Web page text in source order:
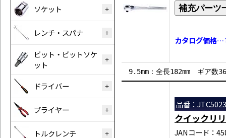
ソケット
レンチ・スパナ
ビット・ビットソケ
ット
ドライバー
プライヤー
トルクレンチ
補充パーツ
カタログ価格
9.5mm：全長182mm ギア数
品番：JTC5023
クイックリ
JANコード：